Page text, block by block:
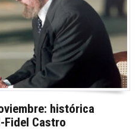
histórica
Fidel Castro